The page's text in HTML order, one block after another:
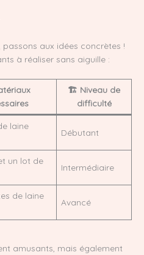
aux idées concrètes !
à réaliser sans aiguille :
🏗️ Niveau de
difficulté
laine
Débutant
un lot de
Intermédiaire
de laine
Avancé
amusants, mais également